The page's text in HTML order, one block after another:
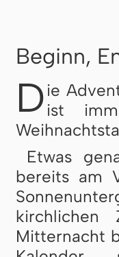
Beginn,
D ie
ist
Etwas
bereits am
Mitternacht